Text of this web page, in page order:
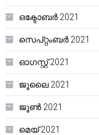
ഒക്ടോബർ 2021
സെപ്റ്റംബർ 2021
ഓഗസ്റ്റ്‌ 2021
ജൂലൈ 2021
ജൂൺ 2021
മെയ്‌ 2021